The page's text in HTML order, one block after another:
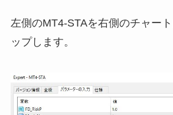
左側のMT4-STAを右側のチャー
ップします。